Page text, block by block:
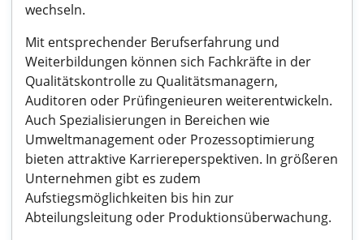
wechseln.
Mit entsprechender Berufserfahrung und
Weiterbildungen können sich Fachkräfte in der
Qualitätskontrolle zu Qualitätsmanagern,
Auditoren oder Prüfingenieuren weiterentwickeln.
Auch Spezialisierungen in Bereichen wie
Umweltmanagement oder Prozessoptimierung
bieten attraktive Karriereperspektiven. In größeren
Unternehmen gibt es zudem
Aufstiegsmöglichkeiten bis hin zur
Abteilungsleitung oder Produktionsüberwachung.